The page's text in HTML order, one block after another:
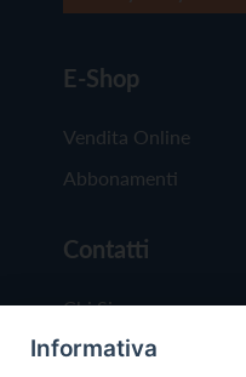
E-Shop
Vendita Online
Abbonamenti
Contatti
Chi Siamo
Redazione
Informativa